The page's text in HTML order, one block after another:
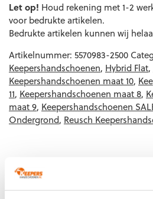
Let op! Houd rekening met 1-2
voor bedrukte artikelen.
Bedrukte artikelen kunnen wij
Artikelnummer: 5570983-2500
Keepershandschoenen, Hybrid Flat,
Keepershandschoenen maat 10,
11, Keepershandschoenen maat 8,
maat 9, Keepershandschoenen
Ondergrond, Reusch
Gerelateerde producten